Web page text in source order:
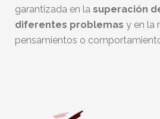
garantizada en la superación
diferentes problemas y en la
pensamientos o